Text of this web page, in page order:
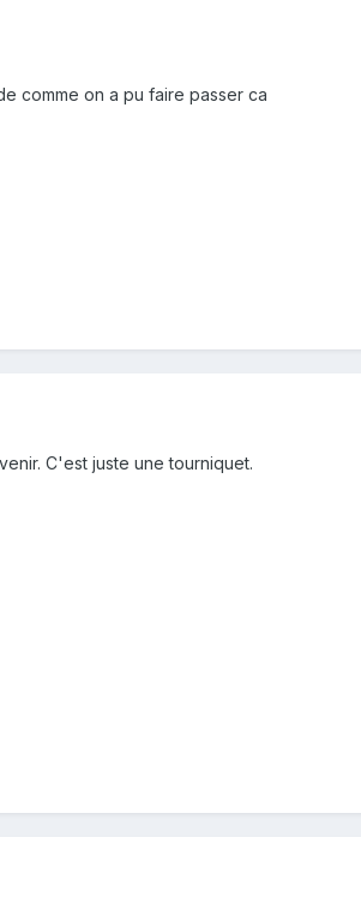
comme on a pu faire passer ca
C'est juste une tourniquet.